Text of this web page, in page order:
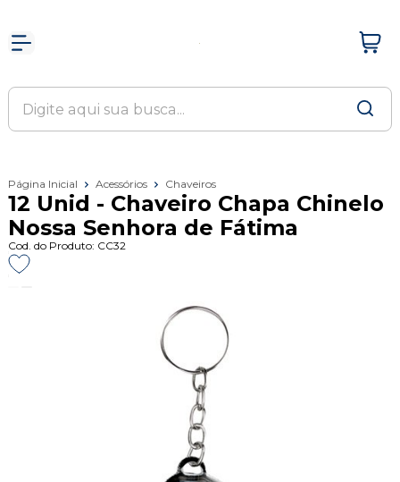
Página Inicial Acessórios Chaveiros
12 Unid - Chaveiro Chapa Chinelo
Nossa Senhora de Fátima
Cod. do Produto: CC32